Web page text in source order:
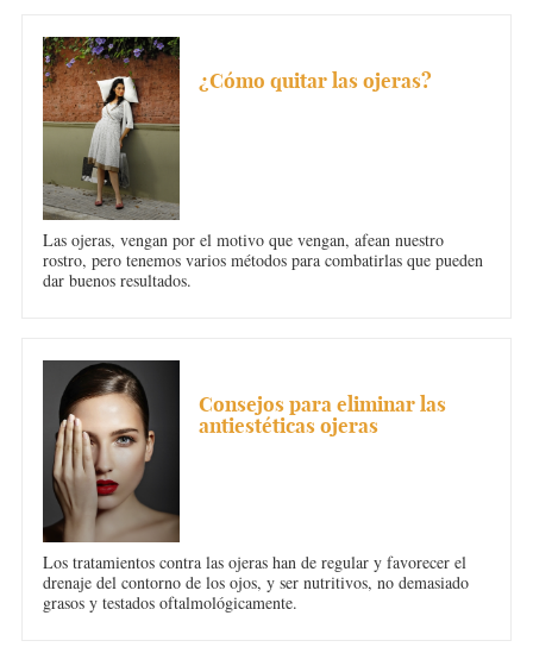
¿Cómo quitar las ojeras?
Las ojeras, vengan por el motivo que vengan, afean nuestro
rostro, pero tenemos varios métodos para combatirlas que pueden
dar buenos resultados.
Consejos para eliminar las
antiestéticas ojeras
Los tratamientos contra las ojeras han de regular y favorecer el
drenaje del contorno de los ojos, y ser nutritivos, no demasiado
grasos y testados oftalmológicamente.